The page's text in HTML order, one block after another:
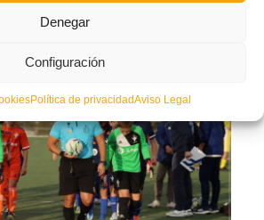
Denegar
Configuración
Política de privacidadAviso Legal
2023 PORPRENSA FFCV